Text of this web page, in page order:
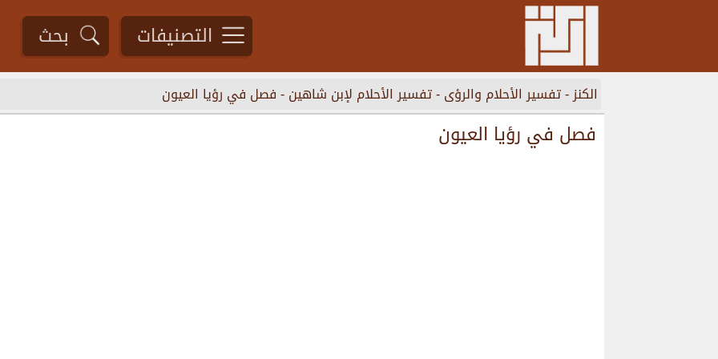
التصنيفات بحث
الكنز-تفسير الأحلام والرؤى-تفسير الأحلام لإبن شاهين-فصل في رؤيا العيون
فصل في رؤيا العيون